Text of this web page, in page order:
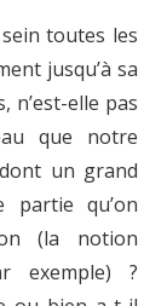
toutes les
jusqu’à sa
n’est-elle pas
que notre
un grand
partie qu’on
(la notion
exemple) ?